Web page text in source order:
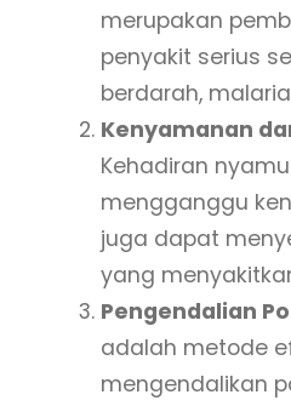
merupakan
penyakit serius
berdarah,
Kenyamanan
Kehadiran
mengganggu
juga dapat
yang
Pengendalian
adalah metode
mengendalikan